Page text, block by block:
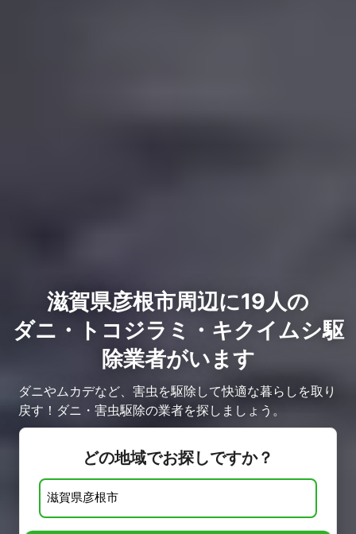
滋賀県彦根市周辺に19人の
ダニ・トコジラミ・キクイムシ駆
除業者がいます
ダニやムカデなど、害虫を駆除して快適な暮らしを取り
戻す！ダニ・害虫駆除の業者を探しましょう。
どの地域でお探しですか？